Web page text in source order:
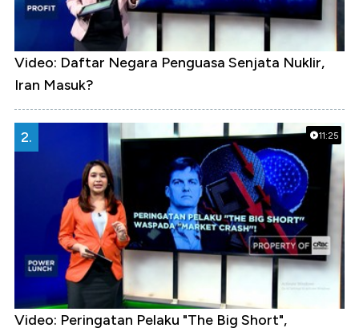
Video: Daftar Negara Penguasa Senjata Nuklir,
Iran Masuk?
11:25
2.
Video: Peringatan Pelaku "The Big Short",